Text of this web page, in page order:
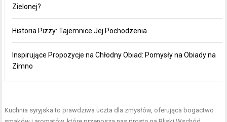
Zielonej?
Historia Pizzy: Tajemnice Jej Pochodzenia
Inspirujące Propozycje na Chłodny Obiad: Pomysły na Obiady na
Zimno
Kuchnia syryjska to prawdziwa uczta dla zmysłów, oferująca bogactwo